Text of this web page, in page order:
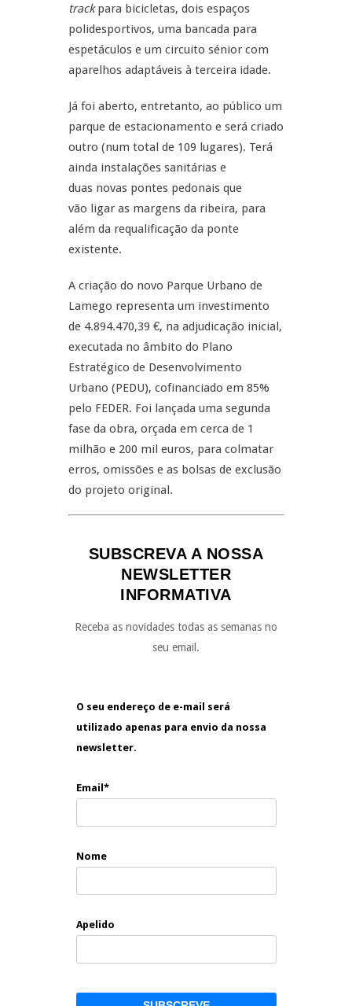
trackpara bicicletas, dois espaços
polidesportivos, uma bancada para
espetáculos e um circuito sénior com
aparelhos adaptáveis à terceira idade.
Já foi aberto, entretanto, ao público um
parque de estacionamento e será criado
outro (num total de 109 lugares). Terá
ainda instalações sanitárias e
duas novas pontes pedonais que
vão ligar as margens da ribeira, para
além da requalificação da ponte
existente.
A criação do novo Parque Urbano de
Lamego representa um investimento
de 4.894.470,39 €, na adjudicação inicial,
executada no âmbito do Plano
Estratégico de Desenvolvimento
Urbano (PEDU), cofinanciado em 85%
pelo FEDER. Foi lançada uma segunda
fase da obra, orçada em cerca de 1
milhão e 200 mil euros, para colmatar
erros, omissões e as bolsas de exclusão
do projeto original.
SUBSCREVA A NOSSA
NEWSLETTER
INFORMATIVA
Receba as novidades todas as semanas no
seu email.
O seu endereço de e-mail será
utilizado apenas para envio da nossa
newsletter.
Email*
Nome
Apelido